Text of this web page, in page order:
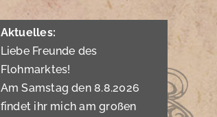
Aktuelles:
Liebe Freunde des
Flohmarktes!
Am Samstag den 8.8.2026
findet ihr mich am großen